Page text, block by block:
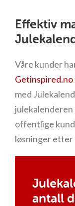
Effektiv
Våre kunder
Getinspired.no
med
offentlige
løsninger etter
antall